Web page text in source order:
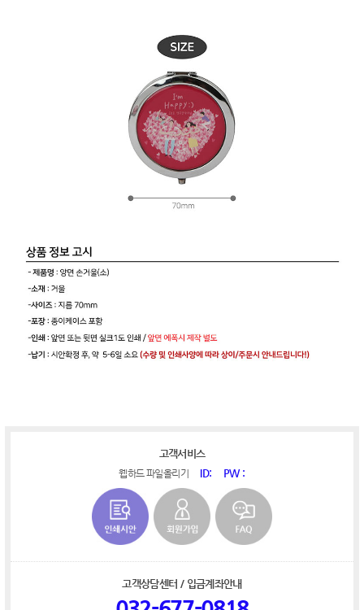
고객서비스
웹하드 파일올리기 ID: PW :
고객상담센터 / 입금계좌안내